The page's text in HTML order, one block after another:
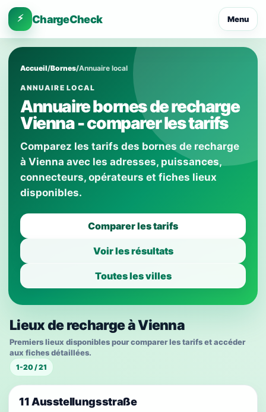
⚡ ChargeCheck Menu
Accueil/Bornes/Annuaire local
ANNUAIRE LOCAL
Annuaire bornes de recharge
Vienna - comparer les tarifs
Comparez les tarifs des bornes de recharge
à Vienna avec les adresses, puissances,
connecteurs, opérateurs et fiches lieux
disponibles.
Comparer les tarifs
Voir les résultats
Toutes les villes
Lieux de recharge à Vienna
Premiers lieux disponibles pour comparer les tarifs et accéder
aux fiches détaillées.
1-20 / 21
11 Ausstellungsstraße